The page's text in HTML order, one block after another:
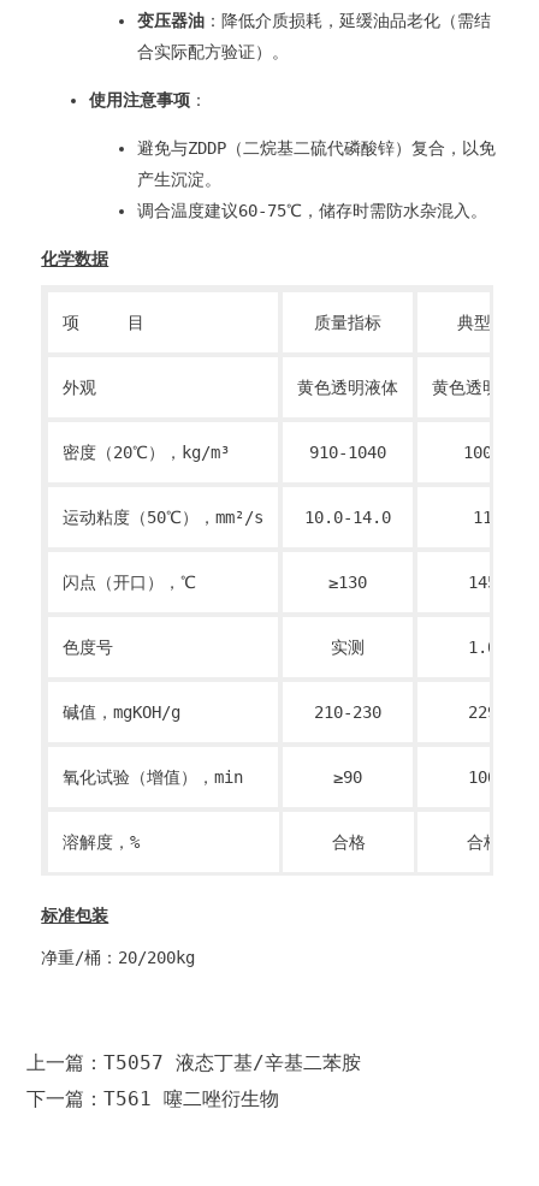
变压器油 ：降低介质损耗，延缓油品老化（需结
合实际配方验证）。
使用注意事项 ：
避免与ZDDP（二烷基二硫代磷酸锌）复合，以免
产生沉淀。
调合温度建议60-75℃，储存时需防水杂混入。
化学数据
项 目 质量指标 典型值
外观 黄色透明液体 黄色透明液体
密度（20℃），kg/m³ 910-1040 1000
运动粘度（50℃），mm²/s 10.0-14.0 11
闪点（开口），℃ ≥130 145
色度号 实测 1.0
碱值，mgKOH/g 210-230 229
氧化试验（增值），min ≥90 100
溶解度，% 合格 合格
标准包装
净重/桶：20/200kg
上一篇：T5057 液态丁基/辛基二苯胺
下一篇：T561 噻二唑衍生物